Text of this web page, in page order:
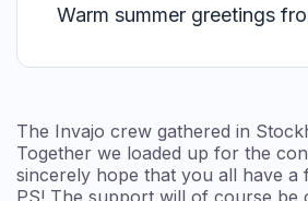
Warm summer greetings
The Invajo crew gathered in
Together we loaded up for the
sincerely hope that you all have a
PS! The support will of course be